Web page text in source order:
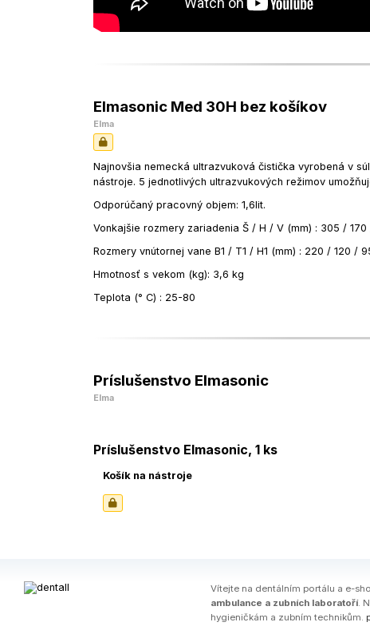
Elmasonic Med 30H bez košíkov
Elma
Najnovšia nemecká ultrazvuková čistička vyrobená v
nástroje. 5 jednotlivých ultrazvukových režimov
Odporúčaný pracovný objem: 1,6lit.
Vonkajšie rozmery zariadenia Š / H / V (mm) : 305 / 170
Rozmery vnútornej vane B1 / T1 / H1 (mm) : 220 / 120 /
Hmotnosť s vekom (kg): 3,6 kg
Teplota (° C) : 25-80
Príslušenstvo Elmasonic
Elma
Príslušenstvo Elmasonic, 1 ks
Košík na nástroje
Ví­tejte na dentálním portálu a e-
ambulance a zubních laboratoří.
hygieničkám a zubním technikům.